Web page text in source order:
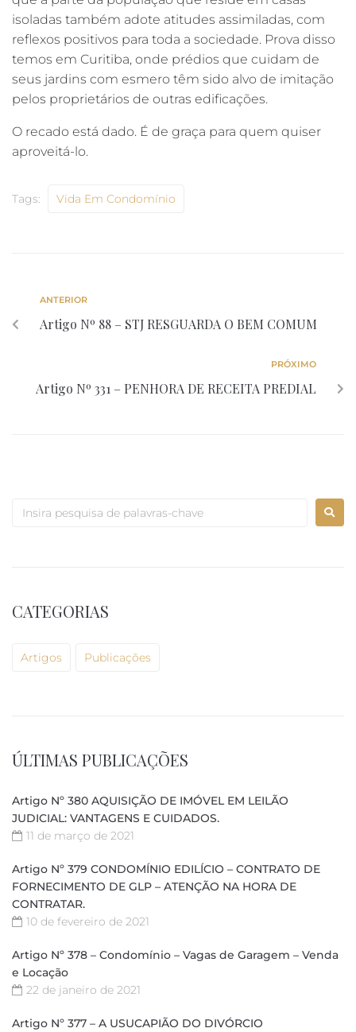
isoladas também adote atitudes assimiladas, com
reflexos positivos para toda a sociedade. Prova disso
temos em Curitiba, onde prédios que cuidam de
seus jardins com esmero têm sido alvo de imitação
pelos proprietários de outras edificações.
O recado está dado. É de graça para quem quiser
aproveitá-lo.
Tags: Vida Em Condomínio
ANTERIOR
Artigo Nº 88 – STJ RESGUARDA O BEM COMUM
PRÓXIMO
Artigo Nº 331 – PENHORA DE RECEITA PREDIAL
CATEGORIAS
Artigos Publicações
ÚLTIMAS PUBLICAÇÕES
Artigo Nº 380 AQUISIÇÃO DE IMÓVEL EM LEILÃO
JUDICIAL: VANTAGENS E CUIDADOS.
11 de março de 2021
Artigo Nº 379 CONDOMÍNIO EDILÍCIO – CONTRATO DE
FORNECIMENTO DE GLP – ATENÇÃO NA HORA DE
CONTRATAR.
10 de fevereiro de 2021
Artigo Nº 378 – Condomínio – Vagas de Garagem – Venda
e Locação
22 de janeiro de 2021
Artigo Nº 377 – A USUCAPIÃO DO DIVÓRCIO